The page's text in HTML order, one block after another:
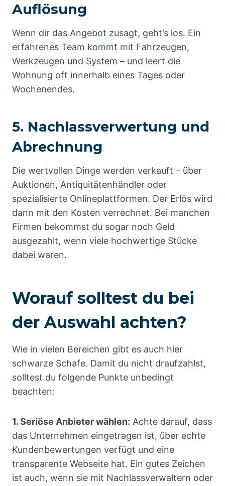
Auflösung
Wenn dir das Angebot zusagt, geht’s los. Ein
erfahrenes Team kommt mit Fahrzeugen,
Werkzeugen und System – und leert die
Wohnung oft innerhalb eines Tages oder
Wochenendes.
5. Nachlassverwertung und
Abrechnung
Die wertvollen Dinge werden verkauft – über
Auktionen, Antiquitätenhändler oder
spezialisierte Onlineplattformen. Der Erlös wird
dann mit den Kosten verrechnet. Bei manchen
Firmen bekommst du sogar noch Geld
ausgezahlt, wenn viele hochwertige Stücke
dabei waren.
Worauf solltest du bei
der Auswahl achten?
Wie in vielen Bereichen gibt es auch hier
schwarze Schafe. Damit du nicht draufzahlst,
solltest du folgende Punkte unbedingt
beachten:
1. Seriöse Anbieter wählen: Achte darauf, dass
das Unternehmen eingetragen ist, über echte
Kundenbewertungen verfügt und eine
transparente Webseite hat. Ein gutes Zeichen
ist auch, wenn sie mit Nachlassverwaltern oder